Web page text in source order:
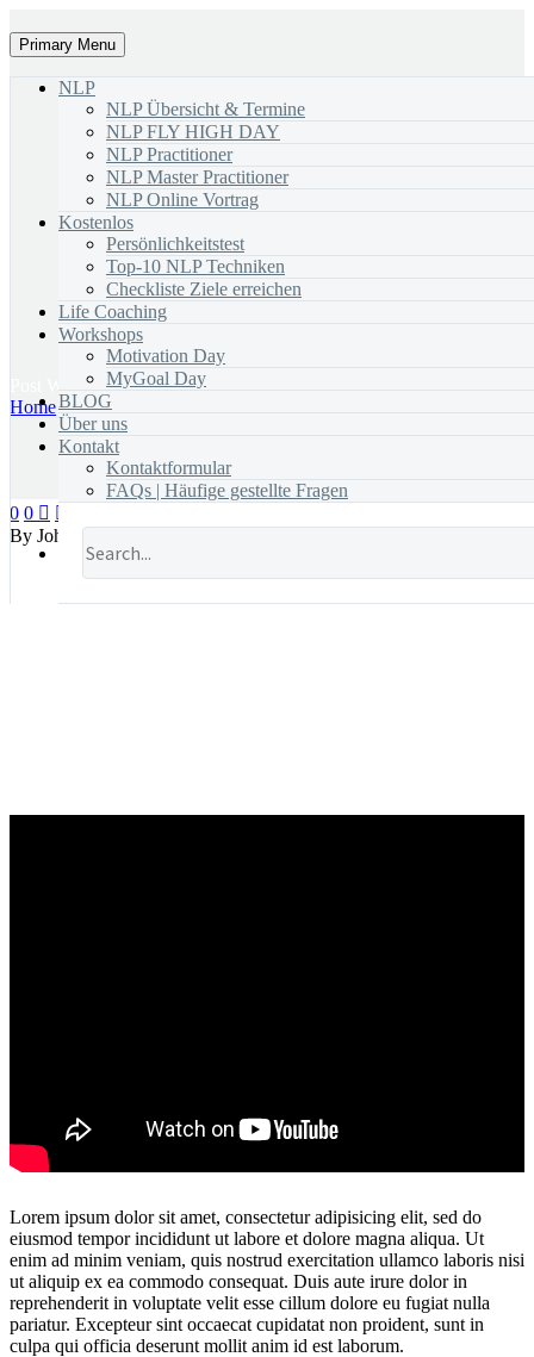
Primary Menu
NLP
NLP Übersicht & Termine
NLP FLY HIGH DAY
NLP Practitioner
NLP Master Practitioner
NLP Online Vortrag
Kostenlos
Persönlichkeitstest
Top-10 NLP Techniken
Checkliste Ziele erreichen
Life Coaching
Workshops
Motivation Day
MyGoal Day
BLOG
Über uns
Kontakt
Kontaktformular
FAQs | Häufige gestellte Fragen
Video Lightbox
Home Splash Creative Light
0 0  
By Johannes
Lorem ipsum dolor sit amet, consectetur adipisicing elit, sed do
eiusmod tempor incididunt ut labore et dolore magna aliqua. Ut
enim ad minim veniam, quis nostrud exercitation ullamco laboris nisi
ut aliquip ex ea commodo consequat. Duis aute irure dolor in
reprehenderit in voluptate velit esse cillum dolore eu fugiat nulla
pariatur. Excepteur sint occaecat cupidatat non proident, sunt in
culpa qui officia deserunt mollit anim id est laborum.